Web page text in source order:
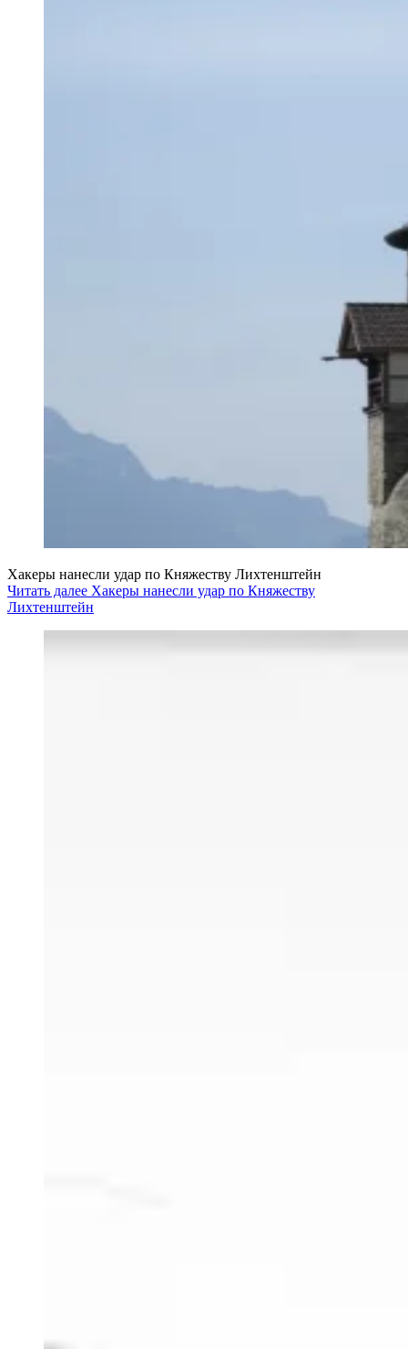
Хакеры нанесли удар по Княжеству Лихтенштейн
Читать далее Хакеры нанесли удар по Княжеству
Лихтенштейн